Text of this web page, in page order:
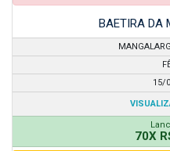
BAETIRA DA
15/
70X